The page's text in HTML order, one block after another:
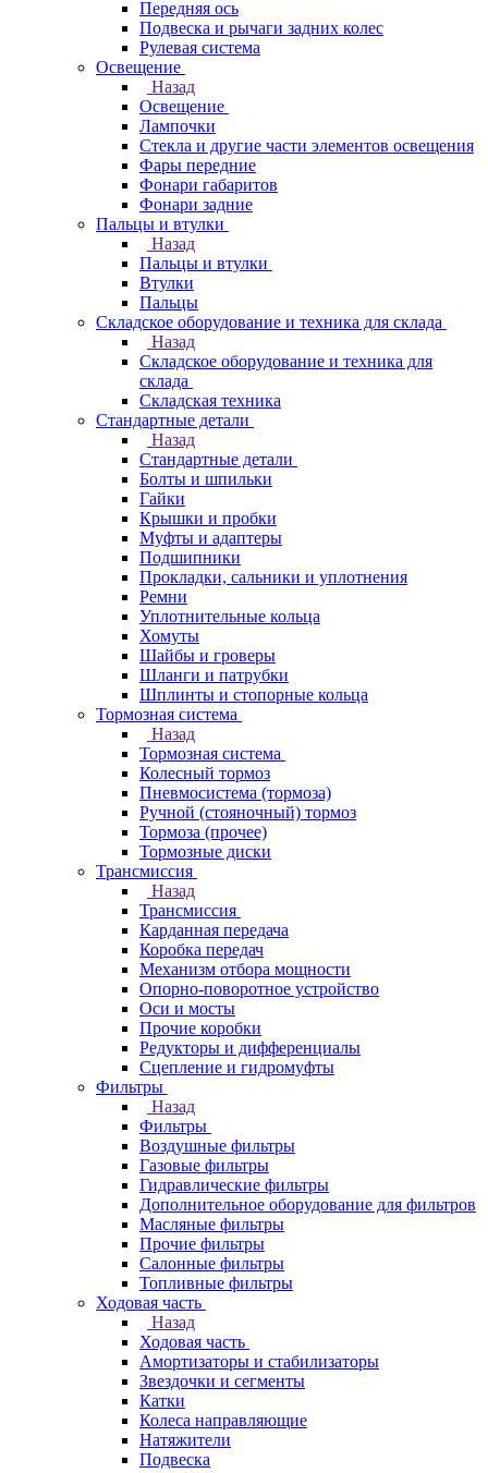
Передняя ось
Подвеска и рычаги задних колес
Рулевая система
Освещение
Назад
Освещение
Лампочки
Стекла и другие части элементов освещения
Фары передние
Фонари габаритов
Фонари задние
Пальцы и втулки
Назад
Пальцы и втулки
Втулки
Пальцы
Складское оборудование и техника для склада
Назад
Складское оборудование и техника для
склада
Складская техника
Стандартные детали
Назад
Стандартные детали
Болты и шпильки
Гайки
Крышки и пробки
Муфты и адаптеры
Подшипники
Прокладки, сальники и уплотнения
Ремни
Уплотнительные кольца
Хомуты
Шайбы и гроверы
Шланги и патрубки
Шплинты и стопорные кольца
Тормозная система
Назад
Тормозная система
Колесный тормоз
Пневмосиcтема (тормоза)
Ручной (стояночный) тормоз
Тормоза (прочее)
Тормозные диски
Трансмиссия
Назад
Трансмиссия
Карданная передача
Коробка передач
Механизм отбора мощности
Опорно-поворотное устройство
Оси и мосты
Прочие коробки
Редукторы и дифференциалы
Сцепление и гидромуфты
Фильтры
Назад
Фильтры
Воздушные фильтры
Газовые фильтры
Гидравлические фильтры
Дополнительное оборудование для фильтров
Масляные фильтры
Прочие фильтры
Салонные фильтры
Топливные фильтры
Ходовая часть
Назад
Ходовая часть
Амортизаторы и стабилизаторы
Звездочки и сегменты
Катки
Колеса направляющие
Натяжители
Подвеска